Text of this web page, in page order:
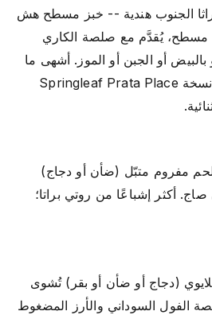
الجنوب هندية -- خبز مسطح هش
مسطح، يُقدَّم مع صلصة الكاري
أو الجبن أو الموز. أشهى ما
يكون طازجًا من الصاج؛ نسخة Springleaf Prata Place
مفروم متبّل (ضأن أو دجاج)
أكثر إشباعًا من روتي براتا؛
(دجاج أو ضأن أو بقر) تُشوى
الفول السوداني والأرز المضغوط